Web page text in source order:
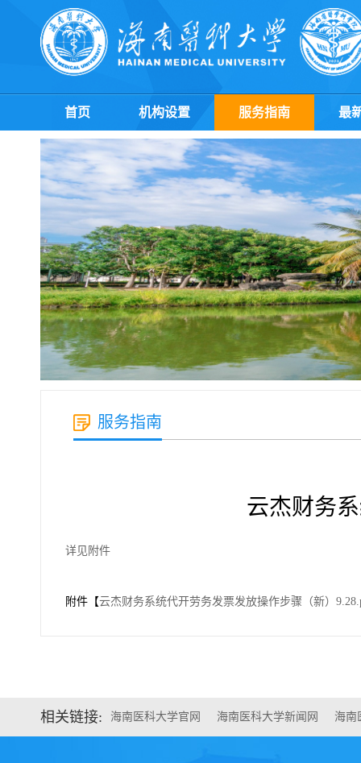
首页 机构设置 服务指南 最
服务指南
云杰财务
详见附件
附件【云杰财务系统代开劳务发票发放操作步骤（新）
相关链接: 海南医科大学官网 海南医科大学新闻网 海南